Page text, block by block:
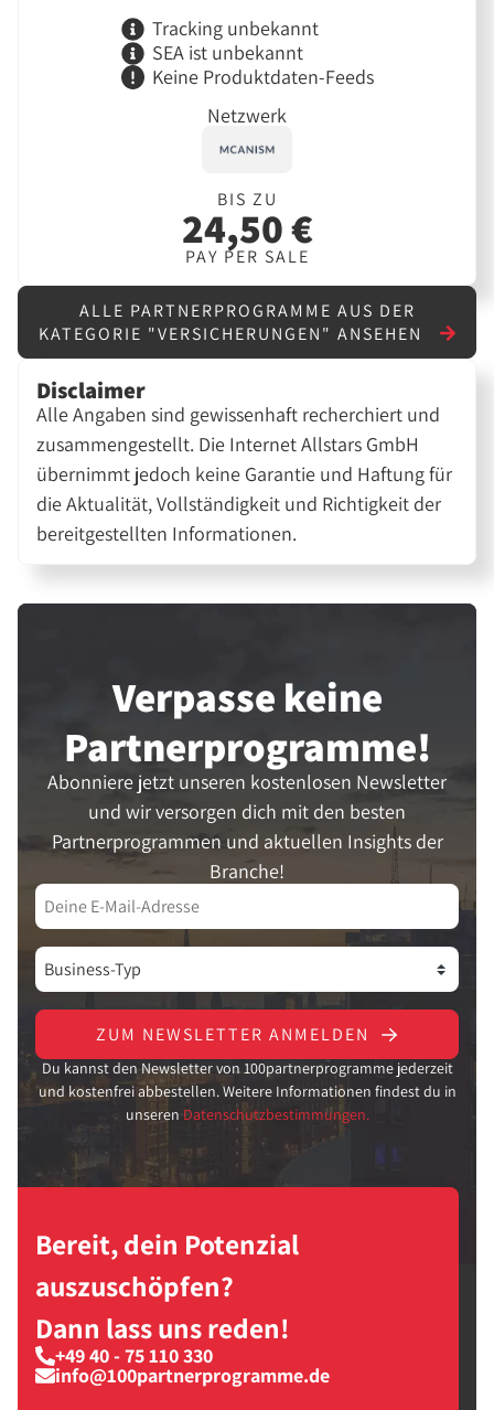
Tracking unbekannt
SEA ist unbekannt
Keine Produktdaten-Feeds
Netzwerk
BIS ZU
24,50 €
PAY PER SALE
ALLE PARTNERPROGRAMME AUS DER
KATEGORIE "VERSICHERUNGEN" ANSEHEN
Disclaimer
Alle Angaben sind gewissenhaft recherchiert und
zusammengestellt. Die Internet Allstars GmbH
übernimmt jedoch keine Garantie und Haftung für
die Aktualität, Vollständigkeit und Richtigkeit der
bereitgestellten Informationen.
Verpasse keine
Partner­programme!
Abonniere jetzt unseren kostenlosen Newsletter
und wir versorgen dich mit den besten
Partnerprogrammen und aktuellen Insights der
Branche!
ZUM NEWSLETTER ANMELDEN
Du kannst den Newsletter von 100partnerprogramme jederzeit
und kostenfrei abbestellen. Weitere Informationen findest du in
unseren Datenschutzbestimmungen.
Bereit, dein Potenzial
auszuschöpfen?
Dann lass uns reden!
+49 40 - 75 110 330
info@100partnerprogramme.de